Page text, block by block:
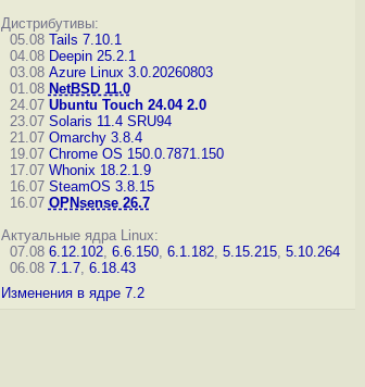
Дистрибутивы:
05.08 Tails 7.10.1
04.08 Deepin 25.2.1
03.08 Azure Linux 3.0.20260803
01.08 NetBSD 11.0
24.07 Ubuntu Touch 24.04 2.0
23.07 Solaris 11.4 SRU94
21.07 Omarchy 3.8.4
19.07 Chrome OS 150.0.7871.150
17.07 Whonix 18.2.1.9
16.07 SteamOS 3.8.15
16.07 OPNsense 26.7
Актуальные ядра Linux:
07.08 6.12.102, 6.6.150, 6.1.182, 5.15.215, 5.10.264
06.08 7.1.7, 6.18.43
Изменения в ядре 7.2